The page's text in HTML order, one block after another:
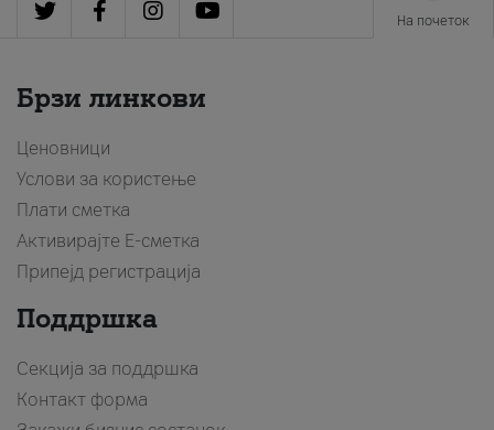
На почеток
Брзи линкови
Ценовници
Услови за користење
Плати сметка
Активирајте Е-сметка
Припејд регистрација
Поддршка
Секција за поддршка
Контакт форма